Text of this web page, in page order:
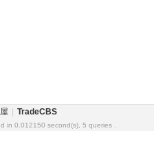
TradeCBS
in 0.012150 second(s), 5 queries .